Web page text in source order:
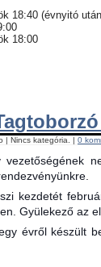
18:40 (évnyitó
18:00
| Nincs kategória. | 0
vezetőségének
kezdetét
Gyülekező az
évről készült